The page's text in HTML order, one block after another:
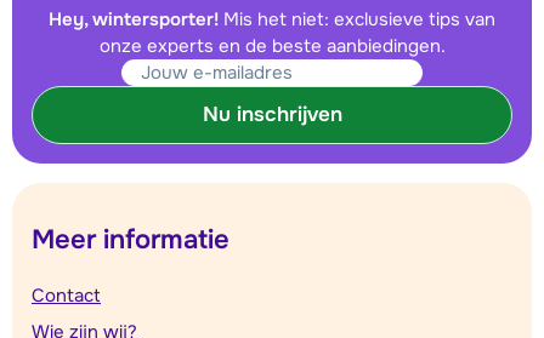
Hey, wintersporter! Mis het niet: exclusieve tips van
onze experts en de beste aanbiedingen.
Nu inschrijven
Meer informatie
Contact
Wie zijn wij?